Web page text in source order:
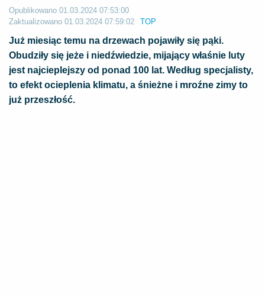
Opublikowano 01.03.2024 07:53:00
Zaktualizowano 01.03.2024 07:59:02 TOP
Już miesiąc temu na drzewach pojawiły się pąki.
Obudziły się jeże i niedźwiedzie, mijający właśnie luty
jest najcieplejszy od ponad 100 lat. Według specjalisty,
to efekt ocieplenia klimatu, a śnieżne i mroźne zimy to
już przeszłość.